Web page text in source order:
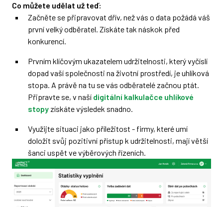
Co můžete udělat už teď:
Začněte se připravovat dřív, než vás o data požádá váš
první velký odběratel. Získáte tak náskok před
konkurencí.
Prvním klíčovým ukazatelem udržitelnosti, který vyčíslí
dopad vaší společnosti na životní prostředí, je uhlíková
stopa. A právě na tu se vás odběratelé začnou ptát.
Připravte se, v naší digitální kalkulačce uhlíkové
stopy získáte výsledek snadno.
Využijte situaci jako příležitost - firmy, které umí
doložit svůj pozitivní přístup k udržitelnosti, mají větší
šanci uspět ve výběrových řízeních.